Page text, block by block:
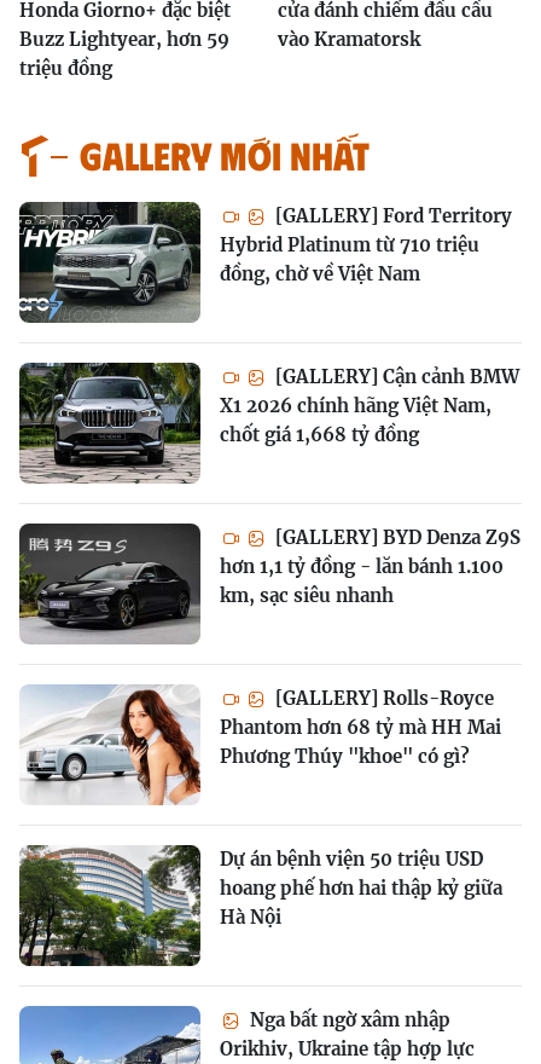
Honda Giorno+ đặc biệt
Buzz Lightyear, hơn 59
triệu đồng
cửa đánh chiếm đầu cầu
vào Kramatorsk
GALLERY MỚI NHẤT
[GALLERY] Ford Territory
Hybrid Platinum từ 710 triệu
đồng, chờ về Việt Nam
[GALLERY] Cận cảnh BMW
X1 2026 chính hãng Việt Nam,
chốt giá 1,668 tỷ đồng
[GALLERY] BYD Denza Z9S
hơn 1,1 tỷ đồng - lăn bánh 1.100
km, sạc siêu nhanh
[GALLERY] Rolls-Royce
Phantom hơn 68 tỷ mà HH Mai
Phương Thúy "khoe" có gì?
Dự án bệnh viện 50 triệu USD
hoang phế hơn hai thập kỷ giữa
Hà Nội
Nga bất ngờ xâm nhập
Orikhiv, Ukraine tập hợp lực